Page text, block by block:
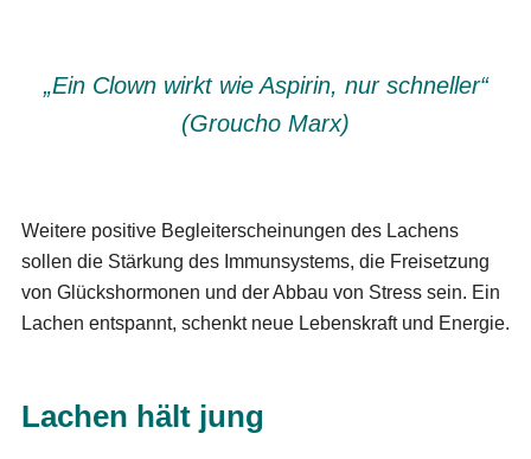
„Ein Clown wirkt wie Aspirin, nur schneller“
(Groucho Marx)
Weitere positive Begleiterscheinungen des Lachens
sollen die Stärkung des Immunsystems, die Freisetzung
von Glückshormonen und der Abbau von Stress sein. Ein
Lachen entspannt, schenkt neue Lebenskraft und Energie.
Lachen hält jung